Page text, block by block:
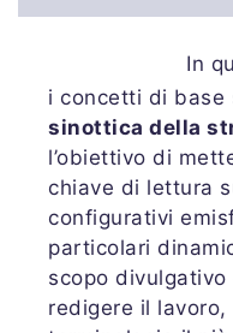
In
i concetti di base
sinottica della
l’obiettivo di
chiave di lettura
configurativi
particolari
scopo
redigere il